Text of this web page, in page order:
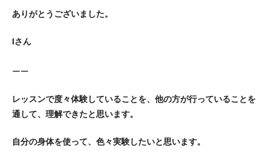
ありがとうございました。
Iさん
ーー
レッスンで度々体験していることを、他の方が行っていることを
通して、理解できたと思います。
自分の身体を使って、色々実験したいと思います。